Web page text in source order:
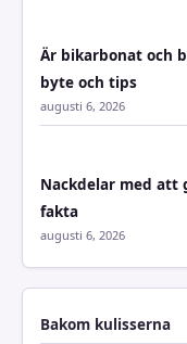
Är bikarbonat och
byte och tips
augusti 6, 2026
Nackdelar med att
fakta
augusti 6, 2026
Bakom kulisserna